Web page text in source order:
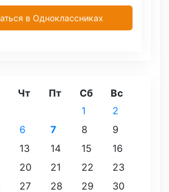
в Одноклассниках
Чт Пт Сб
Вс
1
2
6 7 8
9
13 14 15
16
20 21 22
23
27 28 29 30